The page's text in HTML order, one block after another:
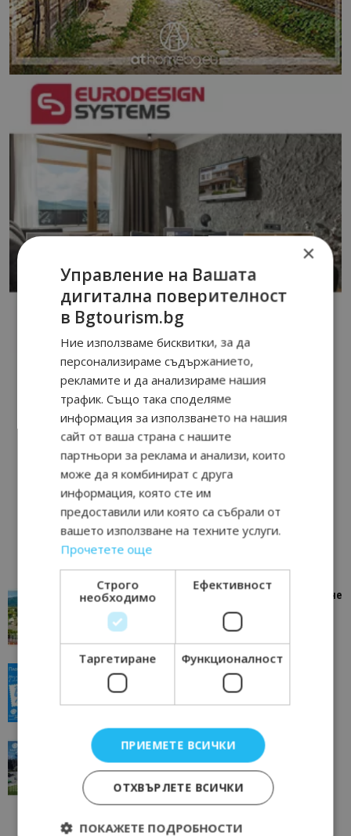
“Пощенска картичка от…”: Петрич – Изживяване
отвъд очакваното
Петрич
“Пощенска картичка от…”: Пловдив, градът на
всички времена
Пловдив 23/06/2026 10:00
“Пощенска картичка от…”: Перник – град на
традициите, културата и вдъхновяващите...
17/06/2026 09:01
×
Управление на Вашата
дигитална поверителност
в Bgtourism.bg
Ние използваме бисквитки, за да
персонализираме съдържанието,
рекламите и да анализираме нашия
трафик. Също така споделяме
информация за използването на нашия
сайт от ваша страна с нашите
партньори за реклама и анализи, които
може да я комбинират с друга
информация, която сте им
предоставили или която са събрали от
вашето използване на техните услуги.
Прочетете още
Строго
необходимо
Ефективност
Таргетиране Функционалност
ПРИЕМЕТЕ ВСИЧКИ
ОТХВЪРЛЕТЕ ВСИЧКИ
ПОКАЖЕТЕ ПОДРОБНОСТИ